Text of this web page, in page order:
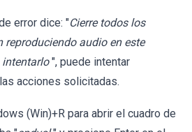
error dice: "Cierre todos los
reproduciendo audio en este
", puede intentar
acciones solicitadas.
(Win)+R para abrir el cuadro de